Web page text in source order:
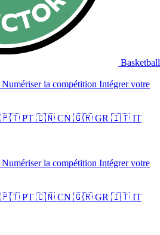
Basketball
Numériser la compétition Intégrer votre
🇵🇹 PT 🇨🇳 CN 🇬🇷 GR 🇮🇹 IT
Numériser la compétition Intégrer votre
🇵🇹 PT 🇨🇳 CN 🇬🇷 GR 🇮🇹 IT